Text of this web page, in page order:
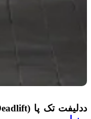
ددلیفت تک پا (Single Leg Deadlift) برای داشتن